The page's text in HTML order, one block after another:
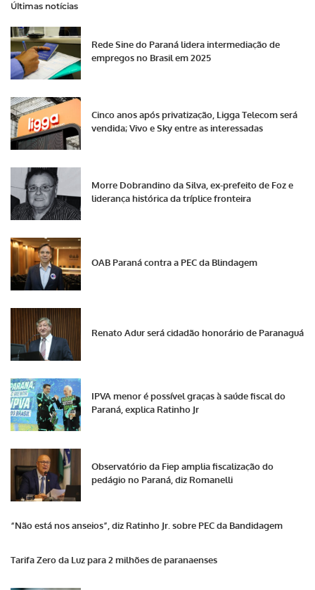
Últimas notícias
Rede Sine do Paraná lidera intermediação de
empregos no Brasil em 2025
Cinco anos após privatização, Ligga Telecom será
vendida; Vivo e Sky entre as interessadas
Morre Dobrandino da Silva, ex-prefeito de Foz e
liderança histórica da tríplice fronteira
OAB Paraná contra a PEC da Blindagem
Renato Adur será cidadão honorário de Paranaguá
IPVA menor é possível graças à saúde fiscal do
Paraná, explica Ratinho Jr
Observatório da Fiep amplia fiscalização do
pedágio no Paraná, diz Romanelli
“Não está nos anseios”, diz Ratinho Jr. sobre PEC da Bandidagem
Tarifa Zero da Luz para 2 milhões de paranaenses